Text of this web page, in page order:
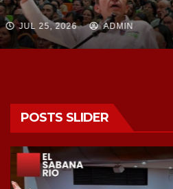
JUL 25, 2026 ADMIN
POSTS SLIDER